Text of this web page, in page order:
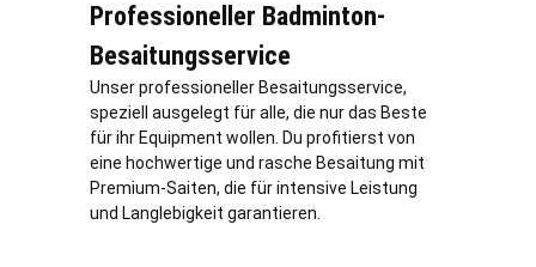
Professioneller Badminton-
Besaitungsservice
Unser professioneller Besaitungsservice,
speziell ausgelegt für alle, die nur das Beste
für ihr Equipment wollen. Du profitierst von
eine hochwertige und rasche Besaitung mit
Premium-Saiten, die für intensive Leistung
und Langlebigkeit garantieren.